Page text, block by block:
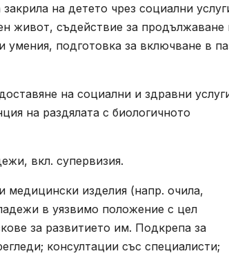
на детето чрез социални
живот, съдействие за продължаване
подготовка за включване в
на социални и здравни
на раздялата с биологичното
вкл. супервизия.
медицински изделия (напр. очила,
в уязвимо положение с цел
за развитието им. Подкрепа за
консултации със специалисти;